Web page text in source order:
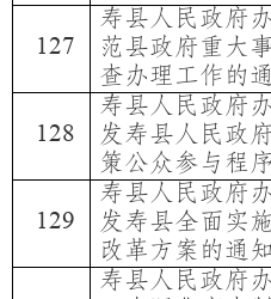
127
寿县人民政府
范县政府重大
查办理工作的
128
寿县人民政府
发寿县人民政
策公众参与程
129
寿县人民政府
发寿县全面实
改革方案的通知
寿县人民政府